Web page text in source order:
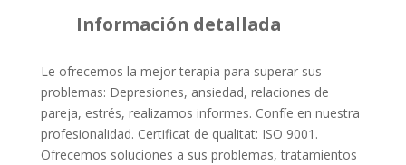
Información detallada
Le ofrecemos la mejor terapia para superar sus
problemas: Depresiones, ansiedad, relaciones de
pareja, estrés, realizamos informes. Confíe en nuestra
profesionalidad. Certificat de qualitat: ISO 9001.
Ofrecemos soluciones a sus problemas, tratamientos